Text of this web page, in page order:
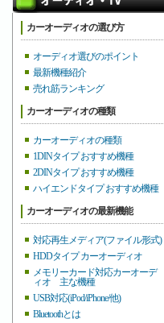
カーオーディオの選び方
オーディオ選びのポイント
最新機種紹介
売れ筋ランキング
カーオーディオの種類
カーオーディオの種類
1DINタイプ おすすめ機種
2DINタイプ おすすめ機種
ハイエンドタイプ おすすめ機種
カーオーディオの最新機能
対応再生メディア(ファイル形式)
HDDタイプ カーオーディオ
メモリーカード対応カーオーデ
ィオ 主な機種
USB対応(iPod/iPhone/他)
Bluetoothとは